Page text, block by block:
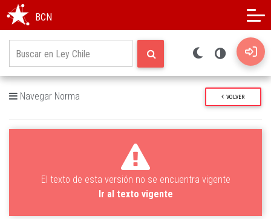
BCN
Navegar Norma VOLVER
El texto de esta versión no se encuentra vigente
Ir al texto vigente